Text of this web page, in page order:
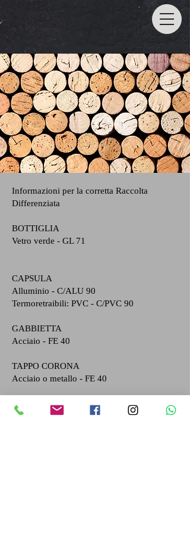
Informazioni per la corretta Raccolta
Differenziata
BOTTIGLIA
Vetro verde - GL 71
CAPSULA
Alluminio - C/ALU 90
Termoretraibili: PVC - C/PVC 90
GABBIETTA
Acciaio - FE 40
TAPPO CORONA
Acciaio o metallo - FE 40
RIFIUTI ORGANICI